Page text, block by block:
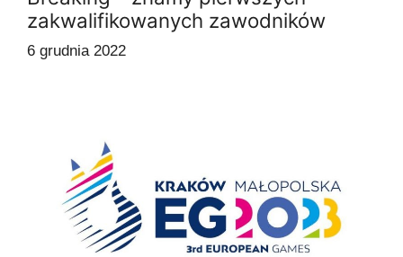
zakwalifikowanych zawodników
6 grudnia 2022